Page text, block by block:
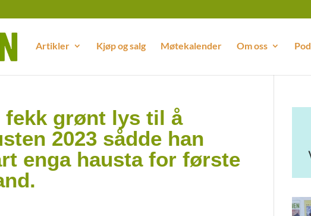
Artikler Kjøp og salg Møtekalender Om oss
fekk grønt lys til å
2023 sådde han
enga hausta for første